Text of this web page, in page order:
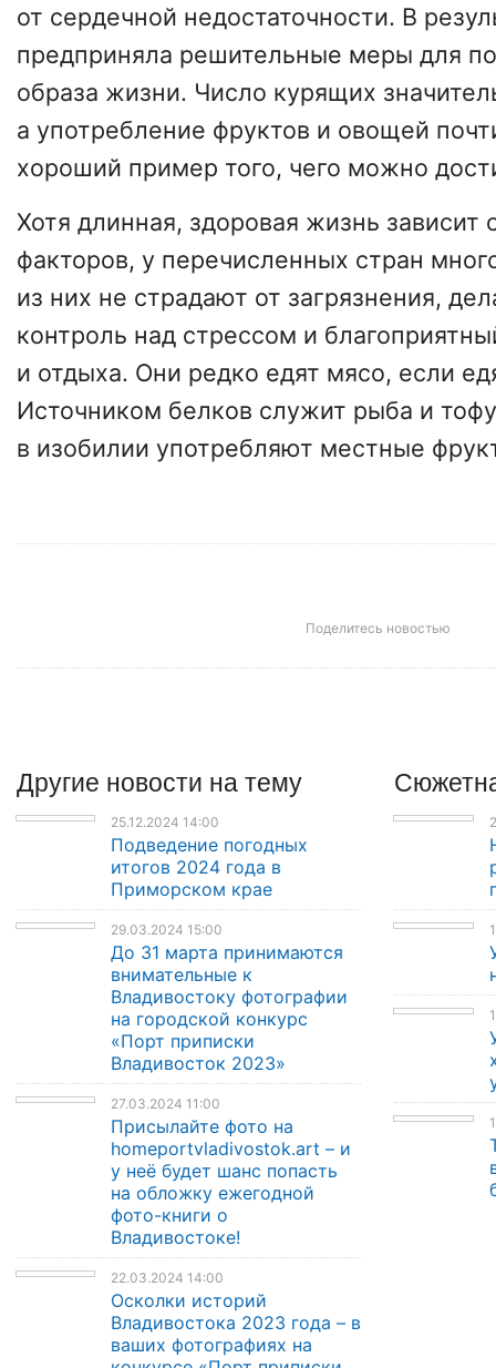
от сердечной недостаточности. В
предприняла решительные меры для
образа жизни. Число курящих
а употребление фруктов и овощей
хороший пример того, чего можно
Хотя длинная, здоровая жизнь зависит
факторов, у перечисленных стран
из них не страдают от загрязнения,
контроль над стрессом и
и отдыха. Они редко едят мясо, если
Источником белков служит рыба и
в изобилии употребляют местные
Поделитесь новостью
Другие новости на тему
25.12.2024 14:00
Подведение погодных
итогов 2024 года в
Приморском крае
29.03.2024 15:00
До 31 марта принимаются
внимательные к
Владивостоку фотографии
на городской конкурс
«Порт приписки
Владивосток 2023»
27.03.2024 11:00
Присылайте фото на
homeportvladivostok.art – и
у неё будет шанс попасть
на обложку ежегодной
фото-книги о
Владивостоке!
22.03.2024 14:00
Осколки историй
Владивостока 2023 года – в
ваших фотографиях на